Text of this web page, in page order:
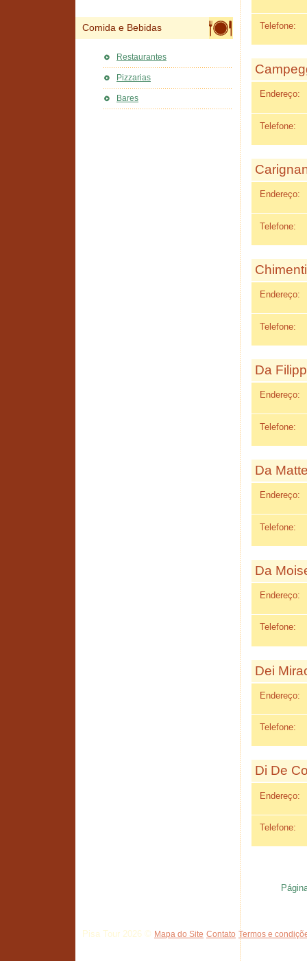
Telefone:
Endereço:
Telefone:
Endereço:
Telefone:
Endereço:
Telefone:
Da
Endereço:
Telefone:
Da
Endereço:
Telefone:
Da
Endereço:
Telefone:
Dei
Endereço:
Telefone:
Di De
Endereço:
Telefone:
Comida e Bebidas
Restaurantes
Pizzarias
Bares
Pisa Tour 2026 © Mapa do Site Contato Termos e